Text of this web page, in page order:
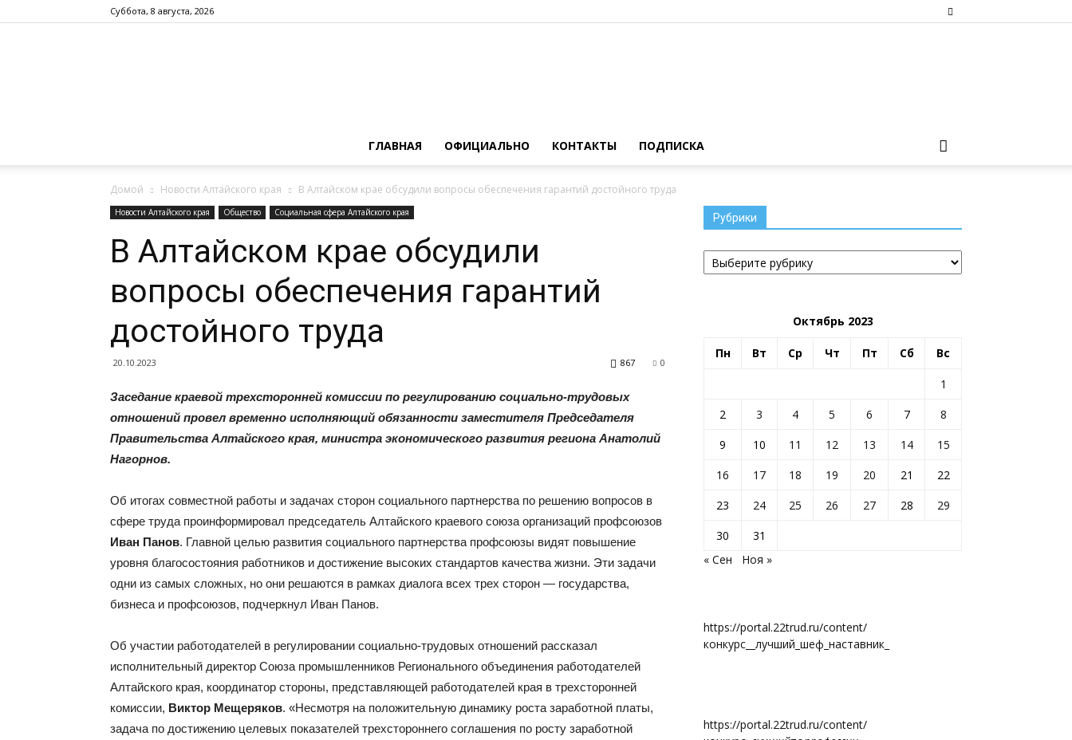
Суббота, 8 августа, 2026
«Вперед»
Тюменцевский
ГЛАВНАЯ ОФИЦИАЛЬНО КОНТАКТЫ ПОДПИСКА
Домой Новости Алтайского края В Алтайском крае обсудили вопросы обеспечения гарантий достойного труда
Новости Алтайского края Общество Социальная сфера Алтайского края
В Алтайском крае обсудили
вопросы обеспечения гарантий
достойного труда
20.10.2023 0
867
Заседание краевой трехсторонней комиссии по регулированию социально-трудовых
отношений провел временно исполняющий обязанности заместителя Председателя
Правительства Алтайского края, министра экономического развития региона Анатолий
Нагорнов.
Об итогах совместной работы и задачах сторон социального партнерства по решению вопросов в
сфере труда проинформировал председатель Алтайского краевого союза организаций профсоюзов
Иван Панов. Главной целью развития социального партнерства профсоюзы видят повышение
уровня благосостояния работников и достижение высоких стандартов качества жизни. Эти задачи
одни из самых сложных, но они решаются в рамках диалога всех трех сторон — государства,
бизнеса и профсоюзов, подчеркнул Иван Панов.
Об участии работодателей в регулировании социально-трудовых отношений рассказал
исполнительный директор Союза промышленников Регионального объединения работодателей
Алтайского края, координатор стороны, представляющей работодателей края в трехсторонней
комиссии, Виктор Мещеряков. «Несмотря на положительную динамику роста заработной платы,
задача по достижению целевых показателей трехстороннего соглашения по росту заработной
Рубрики
Рубрики
Октябрь 2023
Пн Вт Ср Чт Пт Сб Вс
1
2
3 4 5 6 7
8
9
10 11 12 13 14
15
16
17 18 19 20 21
22
23
24 25 26 27 28
29
30
31
« Сен
Ноя »
https://portal.22trud.ru/content/
конкурс__лучший_шеф_наставник_
https://portal.22trud.ru/content/